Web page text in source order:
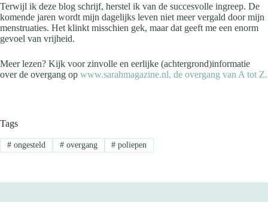
Terwijl ik deze blog schrijf, herstel ik van de succesvolle ingreep. De
komende jaren wordt mijn dagelijks leven niet meer vergald door mijn
menstruaties. Het klinkt misschien gek, maar dat geeft me een enorm
gevoel van vrijheid.
Meer lezen? Kijk voor zinvolle en eerlijke (achtergrond)informatie
over de overgang op www.sarahmagazine.nl, de overgang van A tot Z.
Tags
#ongesteld #overgang # poliepen